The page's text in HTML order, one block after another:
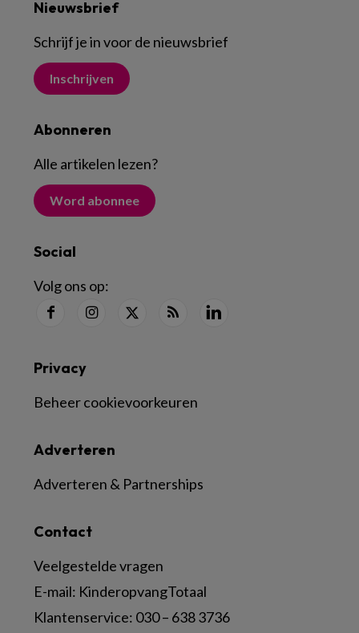
Nieuwsbrief
Schrijf je in voor de nieuwsbrief
Inschrijven
Abonneren
Alle artikelen lezen?
Word abonnee
Social
Volg ons op:
Contact
Veelgestelde vragen
E-mail: KinderopvangTotaal
Klantenservice: 030 – 638 3736
Adverteren
Adverteren & Partnerships
Privacy
Beheer cookievoorkeuren